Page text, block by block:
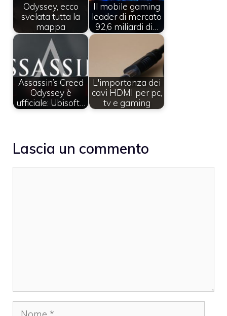
Odyssey, ecco
svelata tutta la
mappa
Il mobile gaming
leader di mercato
92,6 miliardi di…
Assassin’s Creed
Odyssey è
ufficiale: Ubisoft…
L'importanza dei
cavi HDMI per pc,
tv e gaming
Lascia un commento
Nome